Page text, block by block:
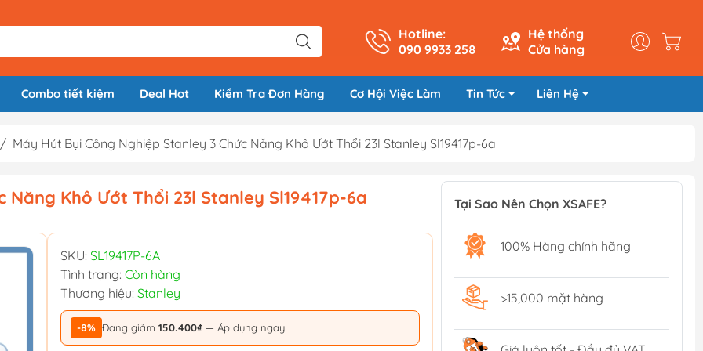
Hotline:
090 9933 258
Hệ thống
Cửa hàng
Combo tiết kiệm Deal Hot Kiểm Tra Đơn Hàng Cơ Hội Việc Làm Tin Tức Liên Hệ
/ Máy Hút Bụi Công Nghiệp Stanley 3 Chức Năng Khô Ướt Thổi 23l Stanley Sl19417p-6a
Khô Ướt Thổi 23l Stanley Sl19417p-6a
SKU: SL19417P-6A
Tình trạng: Còn hàng
Thương hiệu: Stanley
-8% Đang giảm 150.400₫ — Áp dụng ngay
Tại Sao Nên Chọn XSAFE?
100% Hàng chính hãng
>15,000 mặt hàng